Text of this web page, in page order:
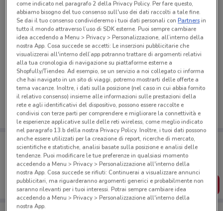
Ci dispiace, al momento non abbiamo pubblicato
volantini nella tua zona. Riprova più tardi.
Porta DoveConviene sempre con te!
Puoi trovare le migliori offerte dei negozi vicino a te,
salvarle e creare la tua lista del risparmio, comodamente
dal tuo cellulare.
SCARICA L’APP
come indicato nel paragrafo 2 della Privacy Policy. Per fare questo,
abbiamo bisogno del tuo consenso sull'uso dei dati raccolti a tale fine.
Se dai il tuo consenso condivideremo i tuoi dati personali conPartnersin
tutto il mondo attraverso l’uso di SDK esterne. Puoi sempre cambiare
idea accedendo a Menu > Privacy > Personalizzazione, all’interno della
nostra App. Cosa succede se accetti: Le inserzioni pubblicitarie che
visualizzerai all'interno dell’app potranno trattare di argomenti relativi
alla tua cronologia di navigazione su piattaforme esterne a
Shopfully/Tiendeo. Ad esempio, se un servizio a noi collegato ci informa
che hai navigato in un sito di viaggi, potremo mostrarti delle offerte a
tema vacanze. Inoltre, i dati sulla posizione (nel caso in cui abbia fornito
il relativo consenso) insieme alle informazioni sulle prestazioni della
rete e agli identificativi del dispositivo, possono essere raccolte e
condivisi con terze parti per comprendere e migliorare la connettività e
le esperienze applicative sulle delle reti wireless, come meglio indicato
nel paragrafo 13.b della nostra Privacy Policy. Inoltre, i tuoi dati possono
anche essere utilizzati per la creazione di report, ricerche di mercato,
scientifiche e statistiche, analisi basate sulla posizione e analisi delle
tendenze. Puoi modificare le tue preferenze in qualsiasi momento
accedendo a Menu > Privacy > Personalizzazione all'interno della
nostra App. Cosa succede se rifiuti: Continuerai a visualizzare annunci
pubblicitari, ma riguarderanno argomenti generici e probabilmente non
saranno rilevanti per i tuoi interessi. Potrai sempre cambiare idea
accedendo a Menu > Privacy > Personalizzazione all'interno della
nostra App.